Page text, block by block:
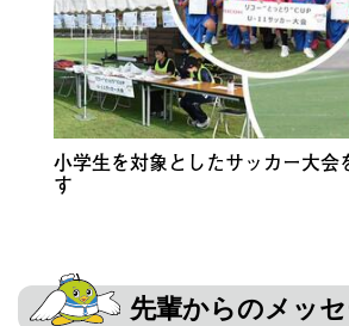
小学生を対象としたサッカー大会
す
先輩からのメッ